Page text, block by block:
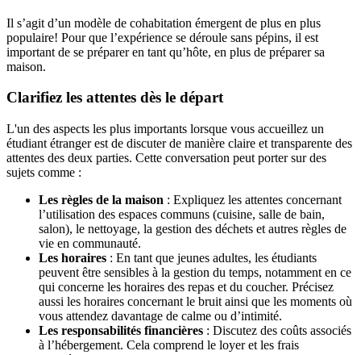
Il s’agit d’un modèle de cohabitation émergent de plus en plus
populaire! Pour que l’expérience se déroule sans pépins, il est
important de se préparer en tant qu’hôte, en plus de préparer sa
maison.
Clarifiez les attentes dès le départ
L'un des aspects les plus importants lorsque vous accueillez un
étudiant étranger est de discuter de manière claire et transparente des
attentes des deux parties. Cette conversation peut porter sur des
sujets comme :
Les règles de la maison : Expliquez les attentes concernant
l’utilisation des espaces communs (cuisine, salle de bain,
salon), le nettoyage, la gestion des déchets et autres règles de
vie en communauté.
Les horaires : En tant que jeunes adultes, les étudiants
peuvent être sensibles à la gestion du temps, notamment en ce
qui concerne les horaires des repas et du coucher. Précisez
aussi les horaires concernant le bruit ainsi que les moments où
vous attendez davantage de calme ou d’intimité.
Les responsabilités financières : Discutez des coûts associés
à l’hébergement. Cela comprend le loyer et les frais